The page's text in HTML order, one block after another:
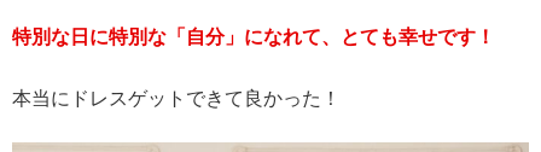
特別な日に特別な「自分」になれて、とても幸せです！
本当にドレスゲットできて良かった！